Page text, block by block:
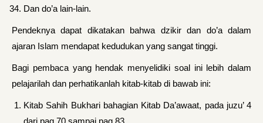
Dan do’a lain-lain.
Pendeknya dapat dikatakan bahwa dzikir dan do’a dalam
ajaran Islam mendapat kedudukan yang sangat tinggi.
Bagi pembaca yang hendak menyelidiki soal ini lebih dalam
pelajarilah dan perhatikanlah kitab-kitab di bawab ini:
Kitab Sahih Bukhari bahagian Kitab Da’awaat, pada juzu’ 4
dari pag 70 sampai pag 83.